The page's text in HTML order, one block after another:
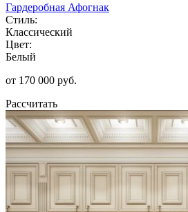
Гардеробная Афогнак
Стиль:
Классический
Цвет:
Белый
от 170 000 руб.
Рассчитать